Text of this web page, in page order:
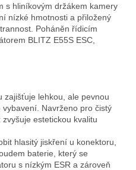
s hliníkovým držákem kamery
nízké hmotnosti a přiložený
Poháněn řídicím
BLITZ E55S ESC,
zajišťuje lehkou, ale pevnou
Navrženo pro čistý
estetickou kvalitu
hlasitý jiskření u konektoru,
baterie, který se
s nízkým ESR a zároveň